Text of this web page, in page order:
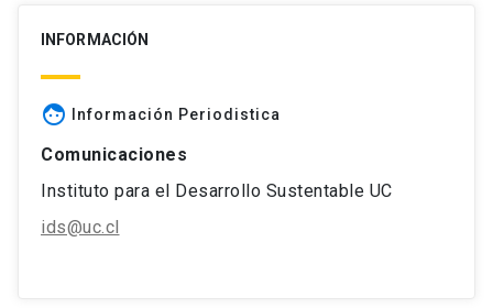
INFORMACIÓN
face Información Periodistica
Comunicaciones
Instituto para el Desarrollo Sustentable UC
ids@uc.cl